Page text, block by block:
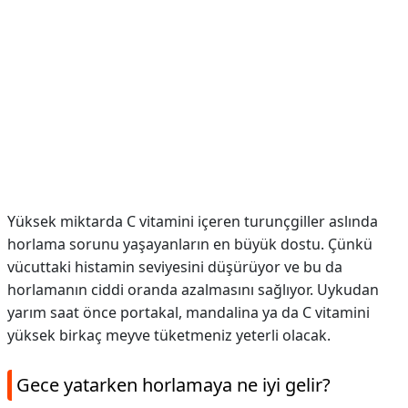
Yüksek miktarda C vitamini içeren turunçgiller aslında
horlama sorunu yaşayanların en büyük dostu. Çünkü
vücuttaki histamin seviyesini düşürüyor ve bu da
horlamanın ciddi oranda azalmasını sağlıyor. Uykudan
yarım saat önce portakal, mandalina ya da C vitamini
yüksek birkaç meyve tüketmeniz yeterli olacak.
Gece yatarken horlamaya ne iyi gelir?